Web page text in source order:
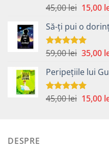
Evaluat la
45,00lei Prețul
a
fost:
45,00
15,00
Să-ți pui o
Evaluat la
59,00lei Prețul
a
fost:
59,00
35,00
Peripețiile lui
Evaluat la
45,00lei Prețul
15,00
DESPRE